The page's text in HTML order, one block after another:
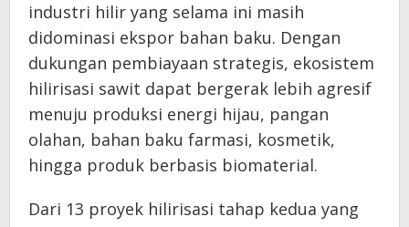
industri hilir yang selama ini masih
didominasi ekspor bahan baku. Dengan
dukungan pembiayaan strategis, ekosistem
hilirisasi sawit dapat bergerak lebih agresif
menuju produksi energi hijau, pangan
olahan, bahan baku farmasi, kosmetik,
hingga produk berbasis biomaterial.
Dari 13 proyek hilirisasi tahap kedua yang